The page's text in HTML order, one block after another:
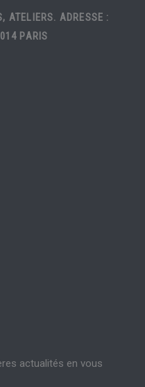
ATELIERS. ADRESSE :
PARIS
actualités en vous